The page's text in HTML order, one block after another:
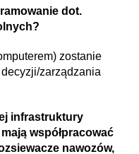
dot.
zostanie
zarządzania
infrastruktury
współpracować
nawozów,